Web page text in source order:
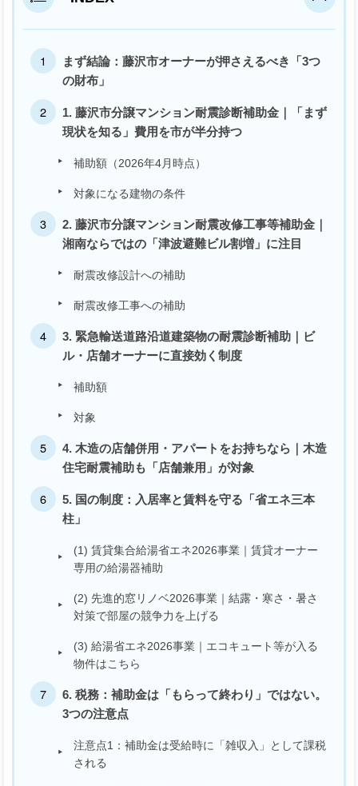
まず結論：藤沢市オーナーが押さえるべき「3つ
の財布」
1. 藤沢市分譲マンション耐震診断補助金｜「まず
現状を知る」費用を市が半分持つ
補助額（2026年4月時点）
対象になる建物の条件
2. 藤沢市分譲マンション耐震改修工事等補助金｜
湘南ならではの「津波避難ビル割増」に注目
耐震改修設計への補助
耐震改修工事への補助
3. 緊急輸送道路沿道建築物の耐震診断補助｜ビ
ル・店舗オーナーに直接効く制度
補助額
対象
4. 木造の店舗併用・アパートをお持ちなら｜木造
住宅耐震補助も「店舗兼用」が対象
5. 国の制度：入居率と賃料を守る「省エネ三本
柱」
(1) 賃貸集合給湯省エネ2026事業｜賃貸オーナー
専用の給湯器補助
(2) 先進的窓リノベ2026事業｜結露・寒さ・暑さ
対策で部屋の競争力を上げる
(3) 給湯省エネ2026事業｜エコキュート等が入る
物件はこちら
6. 税務：補助金は「もらって終わり」ではない。
3つの注意点
注意点1：補助金は受給時に「雑収入」として課税
される